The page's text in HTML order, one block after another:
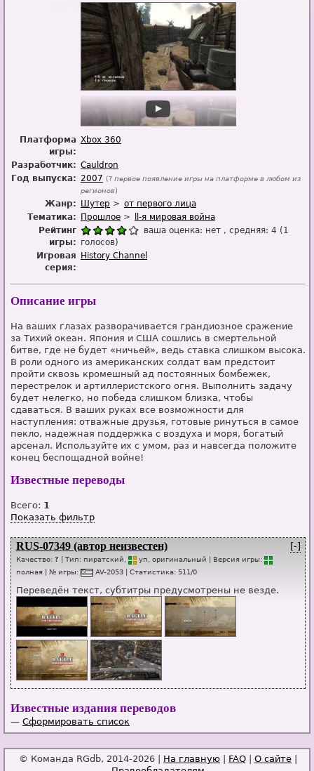
Платформа
игры:
Xbox 360
Разработчик: Cauldron
Год выпуска: 2007 (? первое появление игры на платформе в любом из
регионов)
Жанр: Шутер
от первого лица
Тематика:
Прошлое
ll-я мировая война
Рейтинг
игры:
ваша оценка: нет , средняя: 4 ( 1
голосов)
Игровая
серия:
History Channel
Описание игры
На ваших глазах разворачивается грандиозное сражение
за Тихий океан. Япония и США сошлись в смертельной
битве, где не будет «ничьей», ведь ставка слишком высока.
В роли одного из американских солдат вам предстоит
пройти сквозь кромешный ад постоянных бомбежек,
перестрелок и артиллеристского огня. Выполнить задачу
будет нелегко, но победа слишком близка, чтобы
сдаваться. В ваших руках все возможности для
наступления: отважные друзья, готовые ринуться в самое
пекло, надежная поддержка с воздуха и моря, богатый
арсенал. Используйте их с умом, раз и навсегда положите
конец беспощадной войне!
Известные переводы
Всего: 1
Показать фильтр
[-]
RUS-07349 (автор неизвестен)
Качество: ? | Тип: пиратский, уп , оригинальный
| Версия игры:
полная | № игры: AV-2053 Статистика: 511/0
Переведён текст, субтитры предусмотрены не везде.
Известные издания переводов
— Сформировать список
© Команда RGdb, 2014-2026 | На главную FAQ О сайте